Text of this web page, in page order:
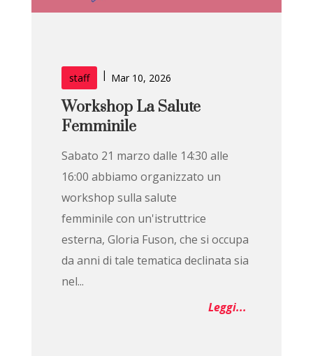
staff | Mar 10, 2026
Workshop La Salute
Femminile
Sabato 21 marzo dalle 14:30 alle
16:00 abbiamo organizzato un
workshop sulla salute
femminile con un'istruttrice
esterna, Gloria Fuson, che si occupa
da anni di tale tematica declinata sia
nel...
Leggi...